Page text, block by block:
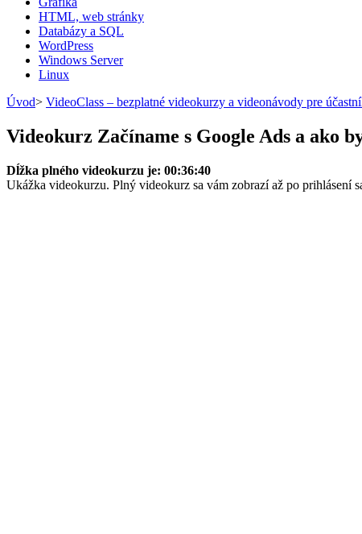
HTML, web stránky
Databázy a SQL
WordPress
Windows Server
Linux
Úvod> VideoClass – bezplatné videokurzy a videonávody pre
Videokurz Začíname s Google Ads a ako
Dĺžka plného videokurzu je: 00:36:40
Ukážka videokurzu. Plný videokurz sa vám zobrazí až po prihlásení